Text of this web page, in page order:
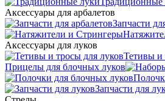
Аксессуары для арбалетов
Запчасти
Аксессуары для луков
Тетивы и
Прицелы для блочных луков
Запчасти для